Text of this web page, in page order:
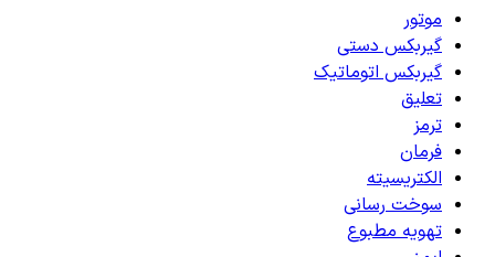
موتور
گیربکس دستی
گیربکس اتوماتیک
تعلیق
ترمز
فرمان
الکتریسیته
سوخت رسانی
تهویه مطبوع